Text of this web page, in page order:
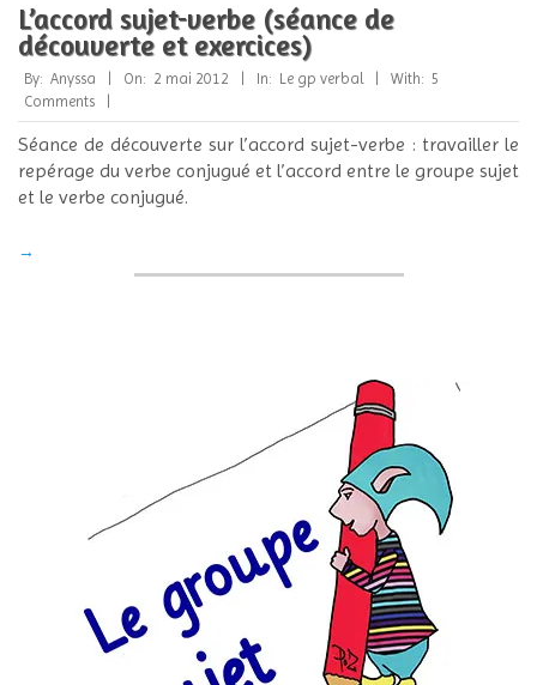
L’accord sujet-verbe (séance de
découverte et exercices)
2012-
05-
02
By: Anyssa On: 2 mai 2012 In: Le gp verbal With: 5
Comments
Séance de découverte sur l’accord sujet-verbe : travailler le
repérage du verbe conjugué et l’accord entre le groupe sujet
et le verbe conjugué.
→